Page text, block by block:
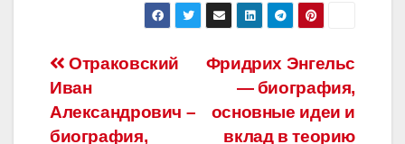
Навигация
по
Фридрих Энгельс
— биография,
основные идеи и
вклад в теорию
Отраковский
Иван
Александрович –
биография,